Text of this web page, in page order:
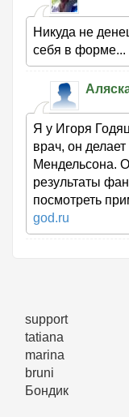
Никуда не
себя в форме...
Я у Игоря
врач, он
Мендельсона.
результаты
посмотреть
god.ru
support
tatiana
marina
bruni
Бондик